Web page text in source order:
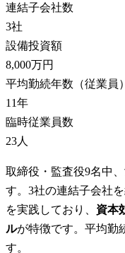
連結子会社数
3社
設備投資額
8,000万円
平均勤続年数（従業員）
11年
臨時従業員数
23人
取締役・監査役9名中
す。3社の連結子会社
を実践しており、 資本
ルが特徴です。平均勤
す。